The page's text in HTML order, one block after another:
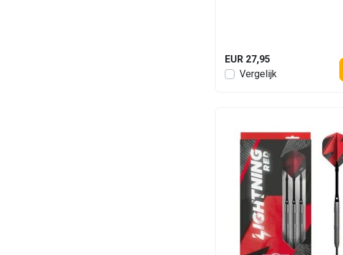
EUR 27,95
Vergelijk